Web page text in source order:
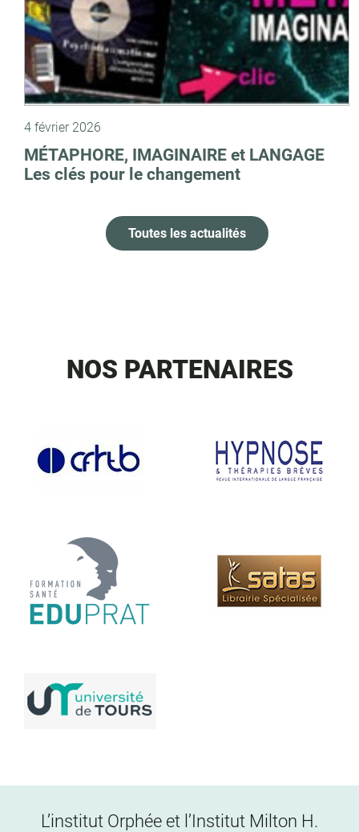
4 février 2026
MÉTAPHORE, IMAGINAIRE et LANGAGE
Les clés pour le changement
Toutes les actualités
NOS PARTENAIRES
L’institut Orphée et l’Institut Milton H.